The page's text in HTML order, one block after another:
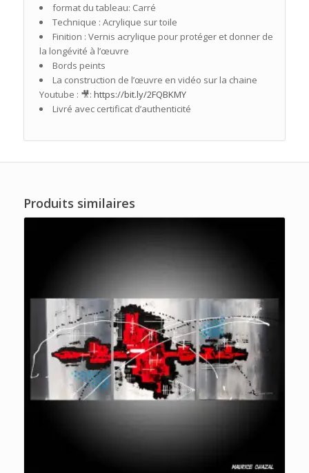
format du tableau: Carré
Technique : Acrylique sur toile
Finition : Vernis acrylique pour protéger et donner de
la longévité à l’œuvre
Bords peints
La construction de l’œuvre en vidéo sur la chaine
Youtube : 🎥: https://bit.ly/2FQBKMY
Livré avec certificat d’authenticité
Produits similaires